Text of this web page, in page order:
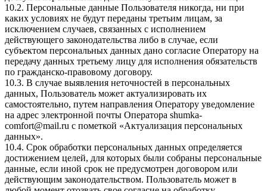
10.2. Персональные данные Пользователя никогда, ни при
каких условиях не будут переданы третьим лицам, за
исключением случаев, связанных с исполнением
действующего законодательства либо в случае, если
субъектом персональных данных дано согласие Оператору на
передачу данных третьему лицу для исполнения обязательств
по гражданско-правовому договору.
10.3. В случае выявления неточностей в персональных
данных, Пользователь может актуализировать их
самостоятельно, путем направления Оператору уведомление
на адрес электронной почты Оператора shumka-
comfort@mail.ru с пометкой «Актуализация персональных
данных».
10.4. Срок обработки персональных данных определяется
достижением целей, для которых были собраны персональные
данные, если иной срок не предусмотрен договором или
действующим законодательством. Пользователь может в